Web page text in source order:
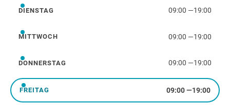
Dienstag
DIENSTAG 09:00 —19:00
Mittwoch
MITTWOCH 09:00 —19:00
Donnerstag
DONNERSTAG 09:00 —19:00
Freitag
FREITAG 09:00—19:00